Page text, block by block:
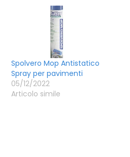
Spolvero Mop Antistatico
Spray per pavimenti
05/12/2022
Articolo simile